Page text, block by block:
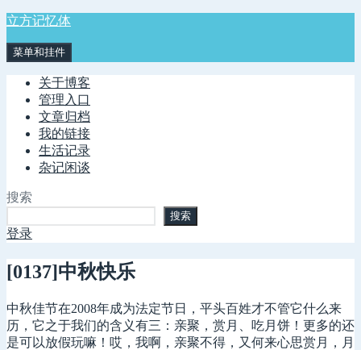
跳
内
立方记忆体
菜单和挂件
关于博客
管理入口
文章归档
我的链接
生活记录
杂记闲谈
搜索
搜索
登录
[0137]中秋快乐
中秋佳节在2008年成为法定节日，平头百姓才不管它什么来
历，它之于我们的含义有三：亲聚，赏月、吃月饼！更多的还
是可以放假玩嘛！哎，我啊，亲聚不得，又何来心思赏月，月